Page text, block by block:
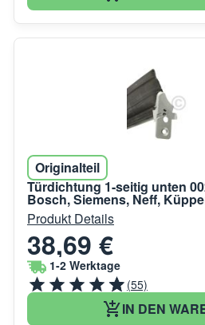
Originalteil
Türdichtung 1-seitig unten
Bosch, Siemens, Neff,
Produkt Details
38,69 €
1-2 Werktage
(55)
IN DEN